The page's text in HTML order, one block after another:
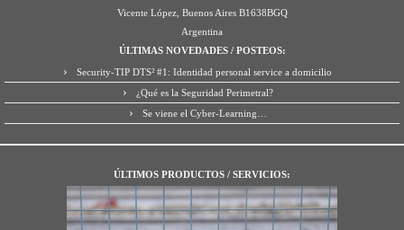
Vicente López, Buenos Aires B1638BGQ
Argentina
ÚLTIMAS NOVEDADES / POSTEOS:
Security-TIP DTS² #1: Identidad personal service a domicilio
¿Qué es la Seguridad Perimetral?
Se viene el Cyber-Learning…
ÚLTIMOS PRODUCTOS / SERVICIOS: